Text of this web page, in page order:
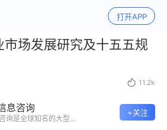
打开APP
场发展研究及十五五规
 11.2k
息咨询
询是全球知名的大型
+关注